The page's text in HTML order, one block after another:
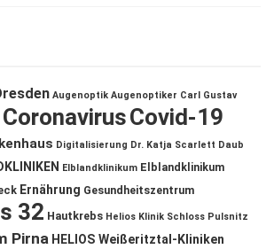
Augenoptik Augenoptiker Carl Gustav
CoronavirusCovid-19
Digitalisierung Dr. Katja Scarlett Daub
Elblandklinikum Elblandklinikum
Ernährung Gesundheitszentrum
32 Hautkrebs Helios Klinik Schloss Pulsnitz
Pirna HELIOS Weißeritztal-Kliniken